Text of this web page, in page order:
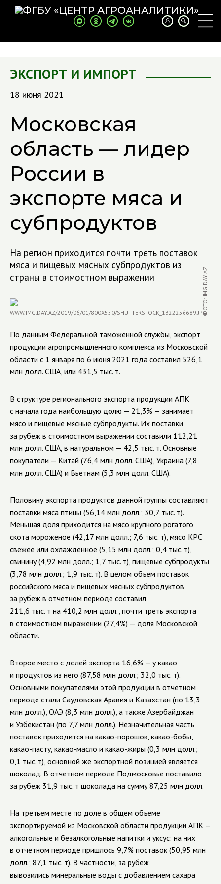
ЭКСПОРТ И ИМПОРТ
18 июня 2021
Московская
область — лидер
России в
экспорте мяса и
субпродуктов
На регион приходится почти треть поставок
мяса и пищевых мясных субпродуктов из
страны в стоимостном выражении
ФОТО: IMG.DAY.AZ
По данным Федеральной таможенной службы, экспорт
продукции агропромышленного комплекса из Московской
области с 1 января по 6 июня 2021 года составил 526,1
млн долл. США, или 431,5 тыс. т.
В структуре регионального экспорта продукции АПК
с начала года наибольшую долю — 21,3% — занимает
мясо и пищевые мясные субпродукты. Их поставки
за рубеж в стоимостном выражении составили 112,21
млн долл. США, в натуральном — 42,5 тыс. т. Основные
покупатели — Китай (76,4 млн долл. США), Украина (7,8
млн долл. США) и Вьетнам (5,3 млн долл. США).
Половину экспорта продуктов данной группы составляют
поставки мяса птицы (56,14 млн долл.; 30,7 тыс. т).
Меньшая доля приходится на мясо крупного рогатого
скота мороженое (42,17 млн долл.; 7,6 тыс. т), мясо КРС
свежее или охлажденное (5,15 млн долл.; 0,4 тыс. т),
свинину (4,92 млн долл.; 1,7 тыс. т), пищевые субпродукты
(3,78 млн долл.; 1,9 тыс. т). В целом объем поставок
российского мяса и пищевых мясных субпродуктов
за рубеж в отчетном периоде составил
211,6 тыс. т на 410,2 млн долл., почти треть экспорта
в стоимостном выражении (27,4%) — доля Московской
области.
Второе место с долей экспорта 16,6% — у какао
и продуктов из него (87,58 млн долл.; 32,0 тыс. т).
Основными покупателями этой продукции в отчетном
периоде стали Саудовская Аравия и Казахстан (по 13,3
млн долл.), ОАЭ (8,3 млн долл.), а также Азербайджан
и Узбекистан (по 7,7 млн долл.). Незначительная часть
поставок приходится на какао-порошок, какао-бобы,
какао-пасту, какао-масло и какао-жиры (0,3 млн долл.;
0,1 тыс. т), основной же экспортной позицией является
шоколад. В отчетном периоде Подмосковье поставило
за рубеж 31,9 тыс. т шоколада на сумму 87,25 млн долл.
На третьем месте по доле в общем объеме
экспортируемой из Московской области продукции АПК —
алкогольные и безалкогольные напитки и уксус: на них
в отчетном периоде пришлось 9,7% поставок (50,95 млн
долл.; 87,1 тыс. т). В частности, за рубеж
вывозились минеральные воды с добавлением сахара